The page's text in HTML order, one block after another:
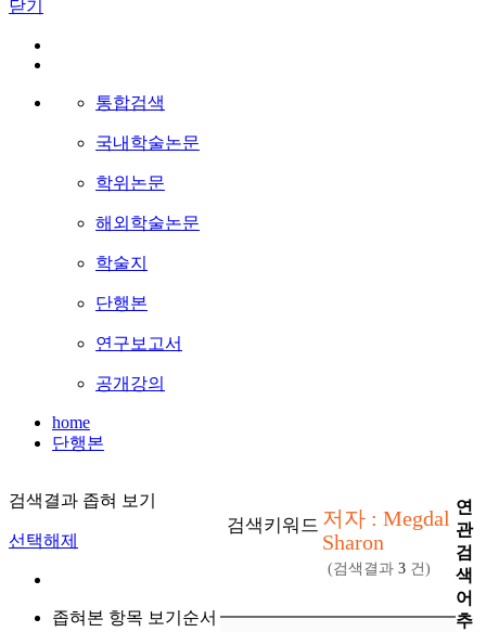
닫기
통합검색
국내학술논문
학위논문
해외학술논문
학술지
단행본
연구보고서
공개강의
home
단행본
검색결과 좁혀 보기
선택해제
좁혀본 항목 보기순서
검색키워드 저자 : Megdal
Sharon
(검색결과 3 건)
연
관
검
색
어
추